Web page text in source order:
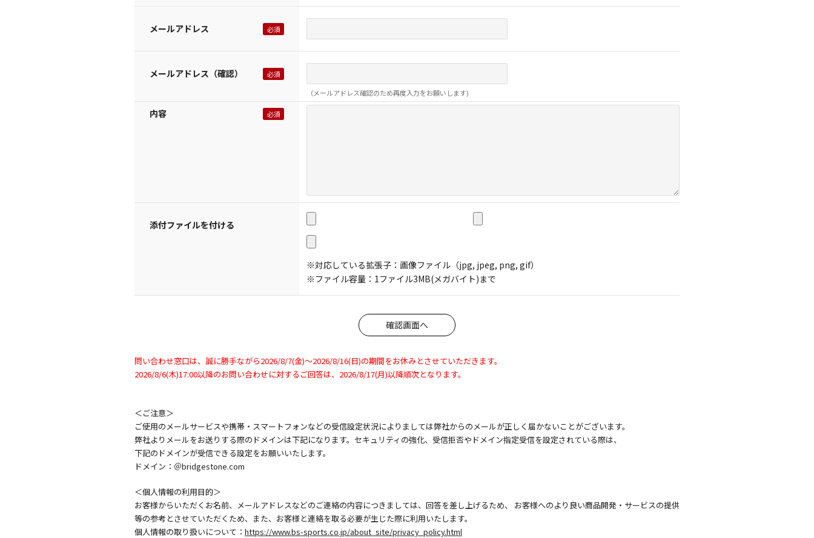
メールアドレス
メールアドレス（確認）
（メールアドレス確認のため再度入力をお願いします)
内容
添付ファイルを付ける
※対応している拡張子：画像ファイル（jpg, jpeg, png, gif）
※ファイル容量：1ファイル3MB(メガバイト)まで
問い合わせ窓口は、誠に勝手ながら2026/8/7(金)～2026/8/16(日)の期間をお休みとさせていただきます。
2026/8/6(木)17:00以降のお問い合わせに対するご回答は、2026/8/17(月)以降順次となります。
＜ご注意＞
ご使用のメールサービスや携帯・スマートフォンなどの受信設定状況によりましては弊社からのメールが正しく届かないことがございます。
弊社よりメールをお送りする際のドメインは下記になります。セキュリティの強化、受信拒否やドメイン指定受信を設定されている際は、
下記のドメインが受信できる設定をお願いいたします。
ドメイン：＠bridgestone.com
＜個人情報の利用目的＞
お客様からいただくお名前、メールアドレスなどのご連絡の内容につきましては、回答を差し上げるため、 お客様へのより良い商品開発・サービスの提供
等の参考とさせていただくため、また、お客様と連絡を取る必要が生じた際に利用いたします。
個人情報の取り扱いについて： https://www.bs-sports.co.jp/about_site/privacy_policy.html